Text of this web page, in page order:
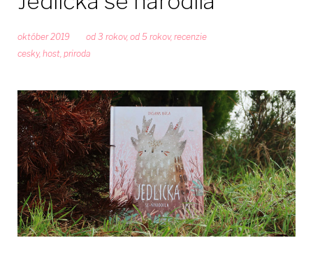
október 2019 od 3 rokov, od 5 rokov, recenzie
cesky, host, priroda